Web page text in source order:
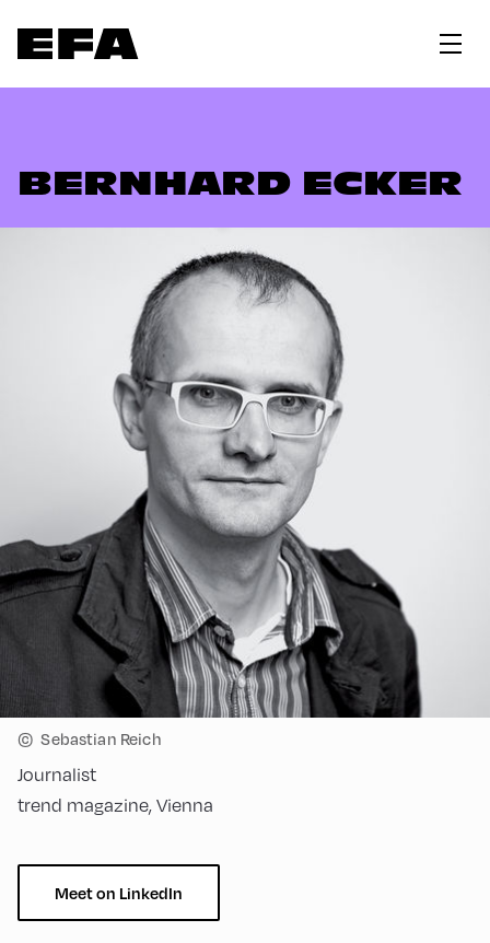
BERNHARD ECKER
© Sebastian Reich
Journalist
trend magazine, Vienna
Meet on LinkedIn